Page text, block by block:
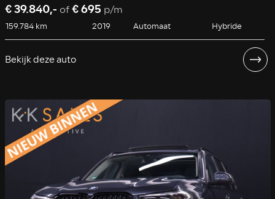
€ 39.840,- of€ 695 p/m
159.784 km 2019 Automaat Hybride
Bekijk deze auto